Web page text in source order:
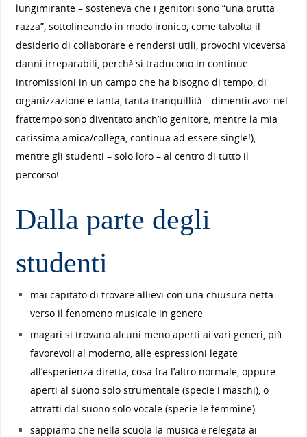
lungimirante – sosteneva che i genitori sono “una brutta
razza”, sottolineando in modo ironico, come talvolta il
desiderio di collaborare e rendersi utili, provochi viceversa
danni irreparabili, perchè si traducono in continue
intromissioni in un campo che ha bisogno di tempo, di
organizzazione e tanta, tanta tranquillità – dimenticavo: nel
frattempo sono diventato anch’io genitore, mentre la mia
carissima amica/collega, continua ad essere single!),
mentre gli studenti – solo loro – al centro di tutto il
percorso!
Dalla parte degli
studenti
mai capitato di trovare allievi con una chiusura netta
verso il fenomeno musicale in genere
magari si trovano alcuni meno aperti ai vari generi, più
favorevoli al moderno, alle espressioni legate
all’esperienza diretta, cosa fra l’altro normale, oppure
aperti al suono solo strumentale (specie i maschi), o
attratti dal suono solo vocale (specie le femmine)
sappiamo che nella scuola la musica è relegata ai